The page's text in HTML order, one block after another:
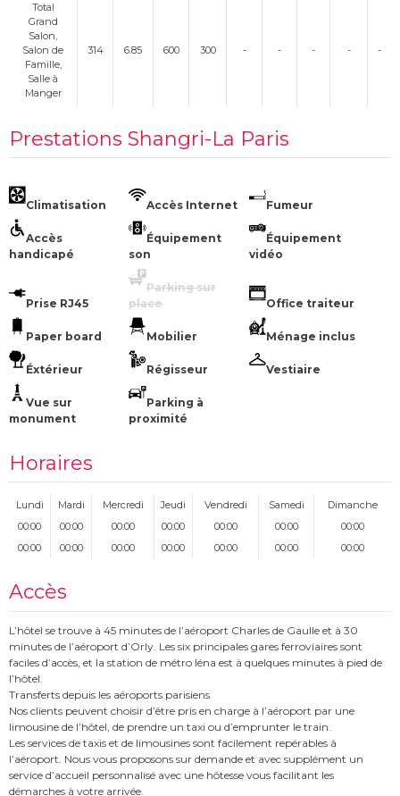
Total
Grand
Salon,
Salon de
Famille,
Salle à
Manger
314 6.85 600 300 - - - - -
Prestations Shangri-La Paris
Climatisation Accès Internet Fumeur
Accès
handicapé
Équipement
son
Équipement
vidéo
Prise RJ45
Parking sur
place
Office traiteur
Paper board Mobilier Ménage inclus
Éxtérieur Régisseur Vestiaire
Vue sur
monument
Parking à
proximité
Horaires
Lundi Mardi Mercredi Jeudi Vendredi Samedi
Dimanche
00:00
00:00 00:00 00:00 00:00 00:00
00:00
00:00
00:00 00:00 00:00 00:00 00:00 00:00
Accès
L’hôtel se trouve à 45 minutes de l’aéroport Charles de Gaulle et à 30
minutes de l’aéroport d’Orly. Les six principales gares ferroviaires sont
faciles d’accès, et la station de métro Iéna est à quelques minutes à pied de
l’hôtel.
Transferts depuis les aéroports parisiens
Nos clients peuvent choisir d’être pris en charge à l’aéroport par une
limousine de l’hôtel, de prendre un taxi ou d’emprunter le train.
Les services de taxis et de limousines sont facilement repérables à
l’aéroport. Nous vous proposons sur demande et avec supplément un
service d’accueil personnalisé avec une hôtesse vous facilitant les
démarches à votre arrivée.